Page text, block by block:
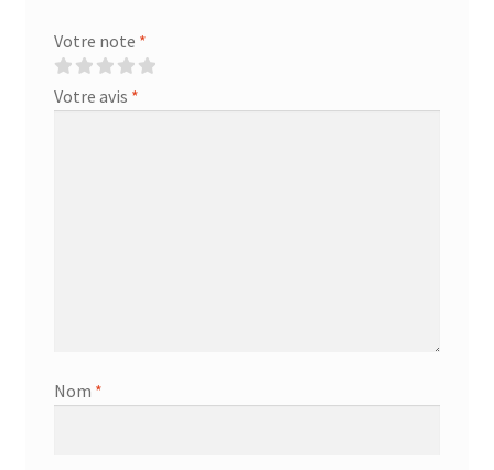
Votre note *
Votre avis *
Nom *